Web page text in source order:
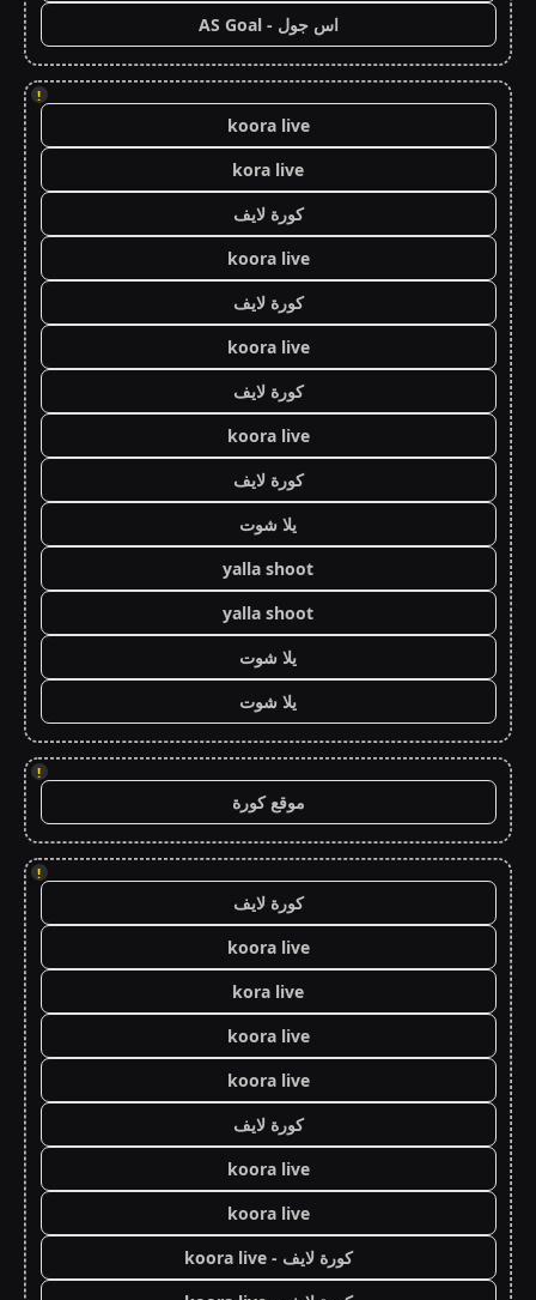
اس جول - AS Goal
!
koora live
kora live
كورة لايف
koora live
كورة لايف
koora live
كورة لايف
koora live
كورة لايف
يلا شوت
yalla shoot
yalla shoot
يلا شوت
يلا شوت
!
موقع كورة
!
كورة لايف
koora live
kora live
koora live
koora live
كورة لايف
koora live
koora live
كورة لايف - koora live